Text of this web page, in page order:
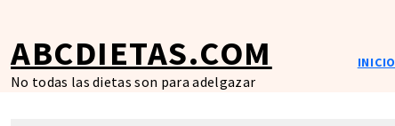
contenido
ABCDIETAS.COM
No todas las dietas son para adelgazar
INICIO